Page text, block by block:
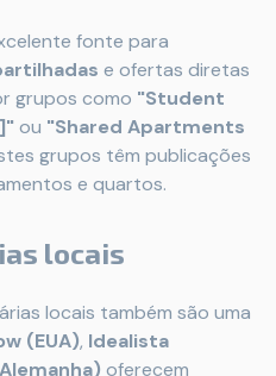
fonte para
e ofertas diretas
grupos como "Student
ou "Shared Apartments
grupos têm publicações
e quartos.
locais
locais também são uma
(EUA), Idealista
oferecem